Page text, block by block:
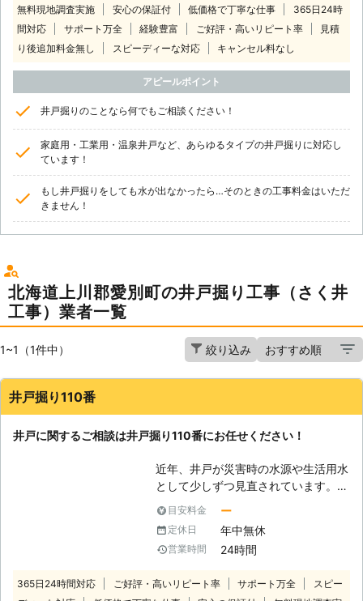
無料現地調査実施 安心の保証付 低価格で丁寧な仕事
365日24時
間対応
サポート万全 経験豊富 ご好評・高いリピート率
見積
り後追加料金無し
スピーディーな対応 キャンセル料なし
アピールポイント
井戸掘りのことなら何でもご相談ください！
家庭用・工業用・温泉井戸など、あらゆるタイプの井戸掘りに対応し
ています！
もし井戸掘りをしても水が出なかったら…そのときの工事料金はいただ
きません！
北海道上川郡愛別町の井戸掘り工事（さく井
工事）業者一覧
1~1（1件中） 絞り込み
井戸掘り110番
井戸に関するご相談は井戸掘り110番にお任せください！
近年、井戸が災害時の水源や生活用水
として少しずつ見直されています。
「井戸掘りなんてとうてい自分じゃ無
理だから代わりにお願いしたい」
「家にある井戸を防災用にできない
か？」など 井戸に関するご相談な
い。 井戸掘り110番は、24時間365日
目安料金 ー
定休日 年中無休
営業時間 24時間
365日24時間対応 ご好評・高いリピート率 サポート万全
スピー